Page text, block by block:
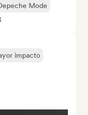
Mode
impacto